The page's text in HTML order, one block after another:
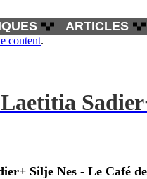
ARTICLES
content.
Silje Nes - Le Café